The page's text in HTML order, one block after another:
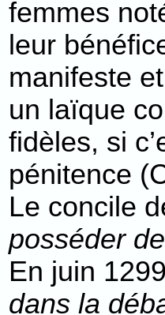
femmes
leur
manifeste
un laïque
fidèles, si
pénitence
Le concile
posséder
En juin
dans la